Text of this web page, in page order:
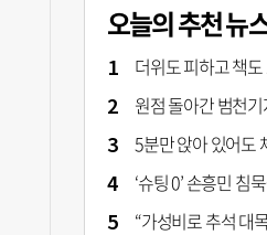
오늘의 추천 뉴
더위도 피하고 책
원점 돌아간 범천기지창…“부산시가
5분만 앉아 있어도 체온 '뚝'…일본
‘슈팅 0’ 손흥민 침묵…
“가성비로 추석 대목 잡아라” 고